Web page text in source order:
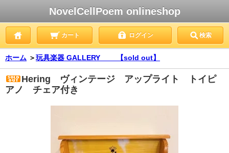
NovelCellPoem onlineshop
カート ログイン 検索
ホーム ＞玩具楽器 GALLERY 【sold out】
Hering ヴィンテージ アップライト トイピ
アノ チェア付き